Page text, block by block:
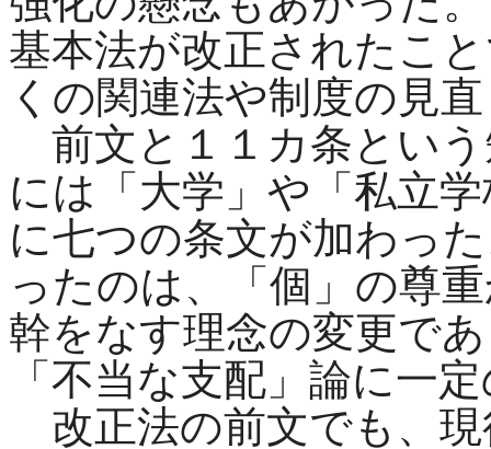
基本法が改正されたこ
くの関連法や制度の見
前文と１１カ条とい
には「大学」や「私立
に七つの条文が加わっ
ったのは、「個」の尊
幹をなす理念の変更で
「不当な支配」論に一
改正法の前文でも、